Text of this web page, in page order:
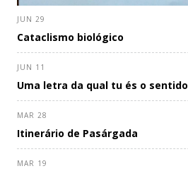
JUN 29
Cataclismo biológico
JUN 11
Uma letra da qual tu és o sentido
MAR 28
Itinerário de Pasárgada
MAR 19